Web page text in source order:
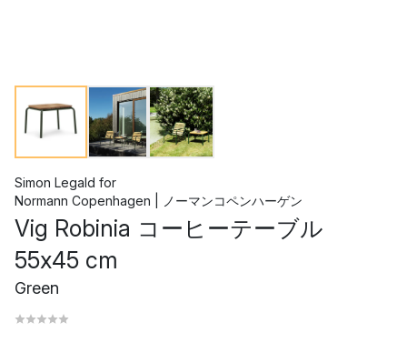
Simon Legald for
Normann Copenhagen | ノーマンコペンハーゲン
Vig Robinia コーヒーテーブル
55x45 cm
Green